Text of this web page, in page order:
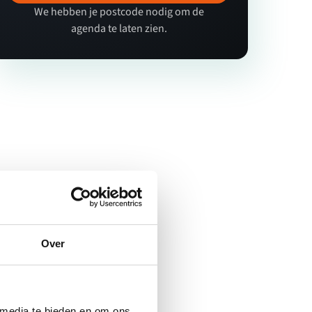
Over
We hebben je postcode nodig om de
agenda te laten zien.